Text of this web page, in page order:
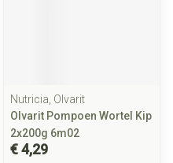
Nutricia, Olvarit
Olvarit Pompoen Wortel Kip
2x200g 6m02
€ 4,29